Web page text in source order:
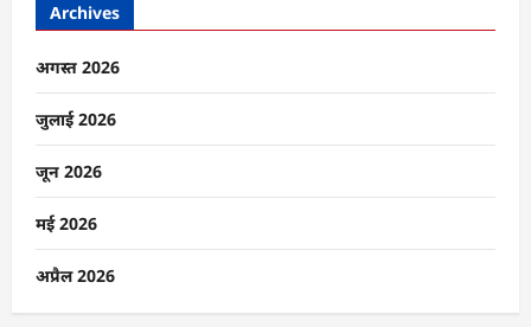
Archives
अगस्त 2026
जुलाई 2026
जून 2026
मई 2026
अप्रैल 2026